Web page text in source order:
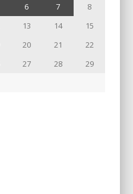
6 7
8
13 14
15
20 21
22
27 28
29